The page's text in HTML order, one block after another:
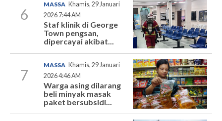
6
MASSA Khamis, 29 Januari
2026 7:44 AM
Staf klinik di George
Town pengsan,
dipercayai akibat...
7
MASSA Khamis, 29 Januari
2026 4:46 AM
Warga asing dilarang
beli minyak masak
paket bersubsidi...